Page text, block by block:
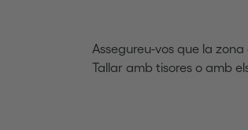
Assegureu-vos que la
Tallar amb tisores o amb